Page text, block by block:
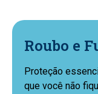
Roubo e
Proteção
que você não